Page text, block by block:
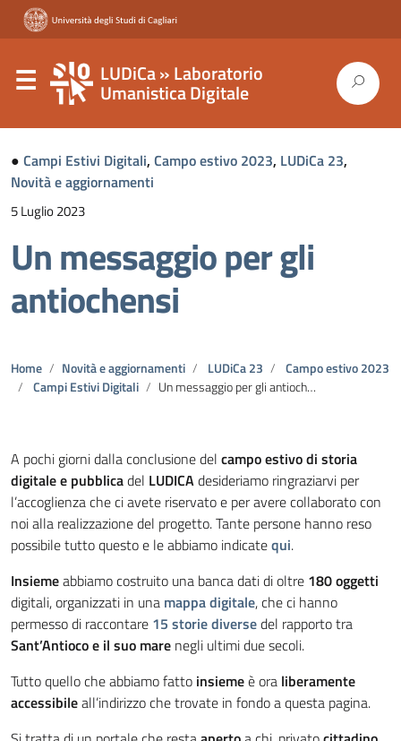
LUDiCa » Laboratorio
Umanistica Digitale
● Campi Estivi Digitali, Campo estivo 2023, LUDiCa 23,
Novità e aggiornamenti
5 Luglio 2023
Un messaggio per gli
antiochensi
Home Novità e aggiornamenti LUDiCa 23
Campo estivo 2023
Campi Estivi Digitali
Un messaggio per gli antiochensi
A pochi giorni dalla conclusione del campo estivo di storia
digitale e pubblicadel LUDICAdesideriamo ringraziarvi per
l’accoglienza che ci avete riservato e per avere collaborato con
noi alla realizzazione del progetto. Tante persone hanno reso
possibile tutto questo e le abbiamo indicatequi.
Insiemeabbiamo costruito una banca dati di oltre 180 oggetti
digitali, organizzati in una mappa digitale, che ci hanno
permesso di raccontare 15 storie diversedel rapporto tra
Sant’Antioco e il suo mare negli ultimi due secoli.
Tutto quello che abbiamo fatto insiemeè ora liberamente
accessibileall’indirizzo che trovate in fondo a questa pagina.